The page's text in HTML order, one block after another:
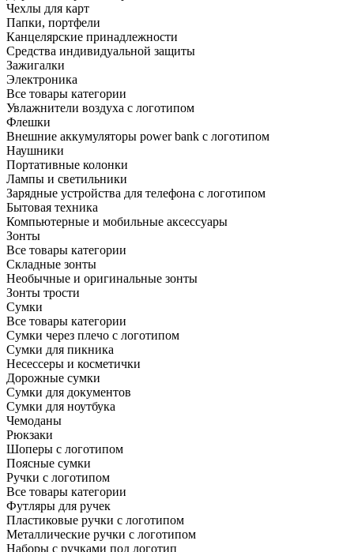
Чехлы для карт
Папки, портфели
Канцелярские принадлежности
Средства индивидуальной защиты
Зажигалки
Электроника
Все товары категории
Увлажнители воздуха с логотипом
Флешки
Внешние аккумуляторы power bank с логотипом
Наушники
Портативные колонки
Лампы и светильники
Зарядные устройства для телефона с логотипом
Бытовая техника
Компьютерные и мобильные аксессуары
Зонты
Все товары категории
Складные зонты
Необычные и оригинальные зонты
Зонты трости
Сумки
Все товары категории
Сумки через плечо с логотипом
Сумки для пикника
Несессеры и косметички
Дорожные сумки
Сумки для документов
Сумки для ноутбука
Чемоданы
Рюкзаки
Шоперы с логотипом
Поясные сумки
Ручки с логотипом
Все товары категории
Футляры для ручек
Пластиковые ручки с логотипом
Металлические ручки с логотипом
Наборы с ручками под логотип